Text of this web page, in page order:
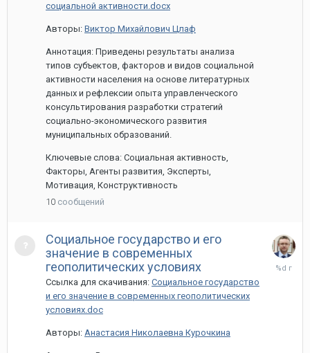
социальной активности.docx
Авторы: Виктор Михайлович Цлаф
Аннотация: Приведены результаты анализа
типов субъектов, факторов и видов социальной
активности населения на основе литературных
данных и рефлексии опыта управленческого
консультирования разработки стратегий
социально-экономического развития
муниципальных образований.
Ключевые слова: Социальная активность,
Факторы, Агенты развития, Эксперты,
Мотивация, Конструктивность
10 сообщений
Социальное государство и его
значение в современных
геополитических условиях
Ссылка для скачивания: Социальное государство
и его значение в современных геополитических
условиях.doc
Авторы: Анастасия Николаевна Курочкина
18